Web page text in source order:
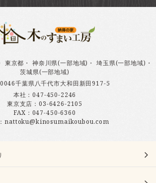
東京都 ・ 神奈川県(一部地域) ・ 埼玉県(一部地域) ・
茨城県(一部地域)
千葉県八千代市大和田新田917-5
本社：047-450-2246
東京支店：03-6426-2105
FAX：047-450-6360
nattoku@kinosumaikoubou.com